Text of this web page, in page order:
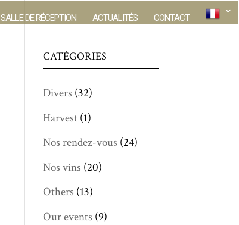
SALLE DE RÉCEPTION ACTUALITÉS CONTACT
CATÉGORIES
Divers (32)
Harvest (1)
Nos rendez-vous (24)
Nos vins (20)
Others (13)
Our events (9)